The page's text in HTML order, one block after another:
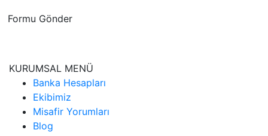
Formu Gönder
KURUMSAL MENÜ
Banka Hesapları
Ekibimiz
Misafir Yorumları
Blog